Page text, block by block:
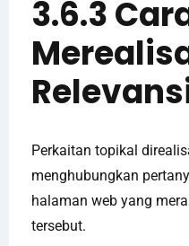
3.6.3
Perkaitan topikal
menghubungkan
halaman web yang
tersebut.